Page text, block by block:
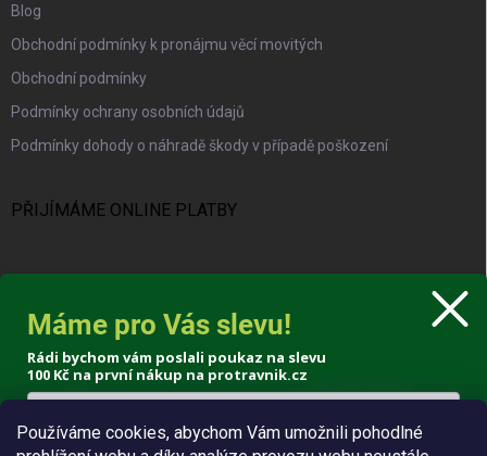
Používáme cookies, abychom Vám umožnili pohodlné
Blog
Obchodní podmínky k pronájmu věcí movitých
Obchodní podmínky
Podmínky ochrany osobních údajů
Podmínky dohody o náhradě škody v případě poškození
PŘIJÍMÁME ONLINE PLATBY
KONTAKT
info@ protravnik.cz
+420 724 308 341
Máme pro Vás slevu!
Rádi bychom vám poslali poukaz na slevu
100 Kč na první nákup na protravnik.cz